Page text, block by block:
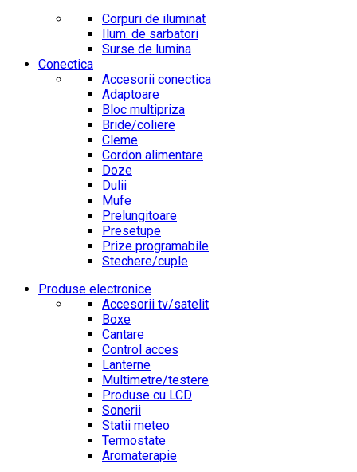
Corpuri de iluminat
Ilum. de sarbatori
Surse de lumina
Conectica
Accesorii conectica
Adaptoare
Bloc multipriza
Bride/coliere
Cleme
Cordon alimentare
Doze
Dulii
Mufe
Prelungitoare
Presetupe
Prize programabile
Stechere/cuple
Produse electronice
Accesorii tv/satelit
Boxe
Cantare
Control acces
Lanterne
Multimetre/testere
Produse cu LCD
Sonerii
Statii meteo
Termostate
Aromaterapie